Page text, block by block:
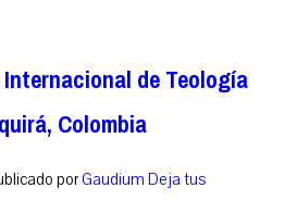
de Teología
Colombia
porGaudium Deja tus